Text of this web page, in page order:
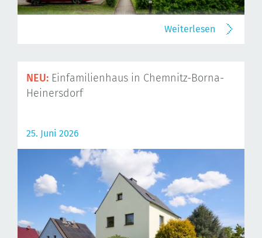
Weiterlesen
NEU: Einfamilienhaus in Chemnitz-Borna-
Heinersdorf
25. Juni 2026